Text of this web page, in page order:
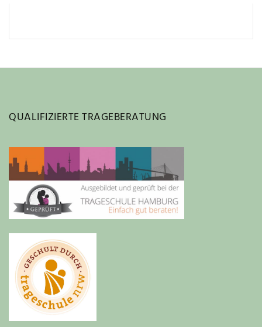
QUALIFIZIERTE TRAGEBERATUNG